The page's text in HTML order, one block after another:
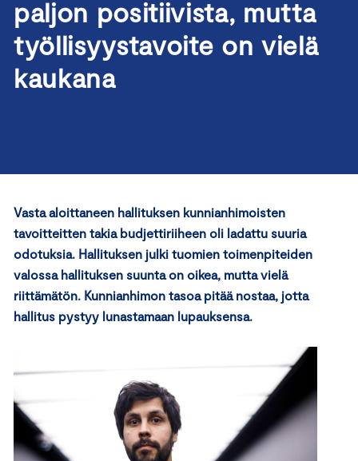
paljon positiivista, mutta
työllisyystavoite on vielä
kaukana
Vasta aloittaneen hallituksen kunnianhimoisten
tavoitteitten takia budjettiriiheen oli ladattu suuria
odotuksia. Hallituksen julki tuomien toimenpiteiden
valossa hallituksen suunta on oikea, mutta vielä
riittämätön. Kunnianhimon tasoa pitää nostaa, jotta
hallitus pystyy lunastamaan lupauksensa.